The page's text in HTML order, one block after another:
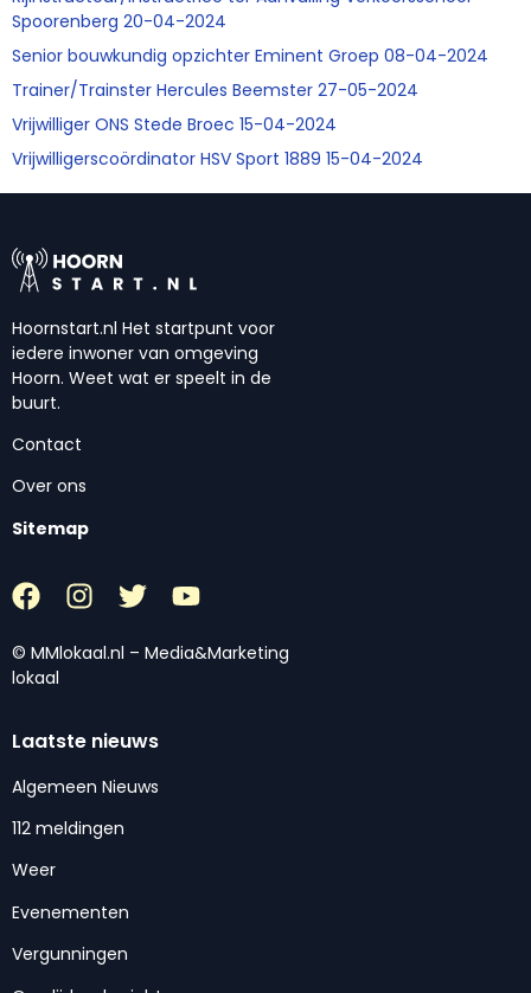
Spoorenberg 20-04-2024
Senior bouwkundig opzichter Eminent Groep 08-04-2024
Trainer/Trainster Hercules Beemster 27-05-2024
Vrijwilliger ONS Stede Broec 15-04-2024
Vrijwilligerscoördinator HSV Sport 1889 15-04-2024
Hoornstart.nl Het startpunt voor
iedere inwoner van omgeving
Hoorn. Weet wat er speelt in de
buurt.
Contact
Over ons
Sitemap
© MMlokaal.nl – Media&Marketing
lokaal
Laatste nieuws
Algemeen Nieuws
112 meldingen
Weer
Evenementen
Vergunningen